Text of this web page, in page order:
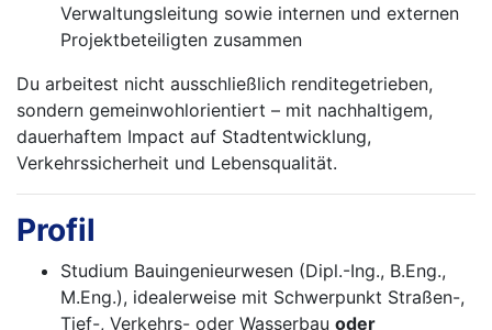
Verwaltungsleitung sowie internen und externen
Projektbeteiligten zusammen
Du arbeitest nicht ausschließlich renditegetrieben,
sondern gemeinwohlorientiert – mit nachhaltigem,
dauerhaftem Impact auf Stadtentwicklung,
Verkehrssicherheit und Lebensqualität.
Profil
Studium Bauingenieurwesen (Dipl.-Ing., B.Eng.,
M.Eng.), idealerweise mit Schwerpunkt Straßen-,
Tief-, Verkehrs- oder Wasserbau oder